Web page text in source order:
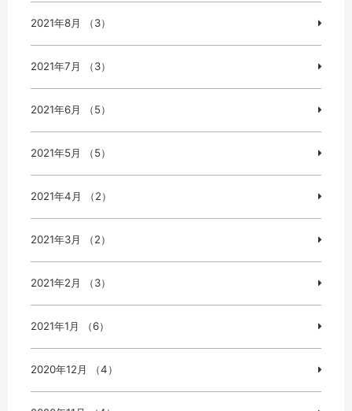
2021年8月 （3）
2021年7月 （3）
2021年6月 （5）
2021年5月 （5）
2021年4月 （2）
2021年3月 （2）
2021年2月 （3）
2021年1月 （6）
2020年12月 （4）